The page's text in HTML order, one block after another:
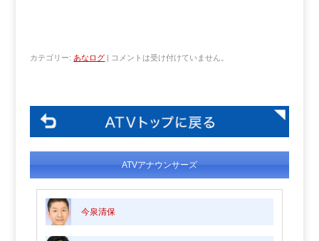
カテゴリー: あなログ コメントは受け付けていません。
ATVアナウンサーズ
今泉清保